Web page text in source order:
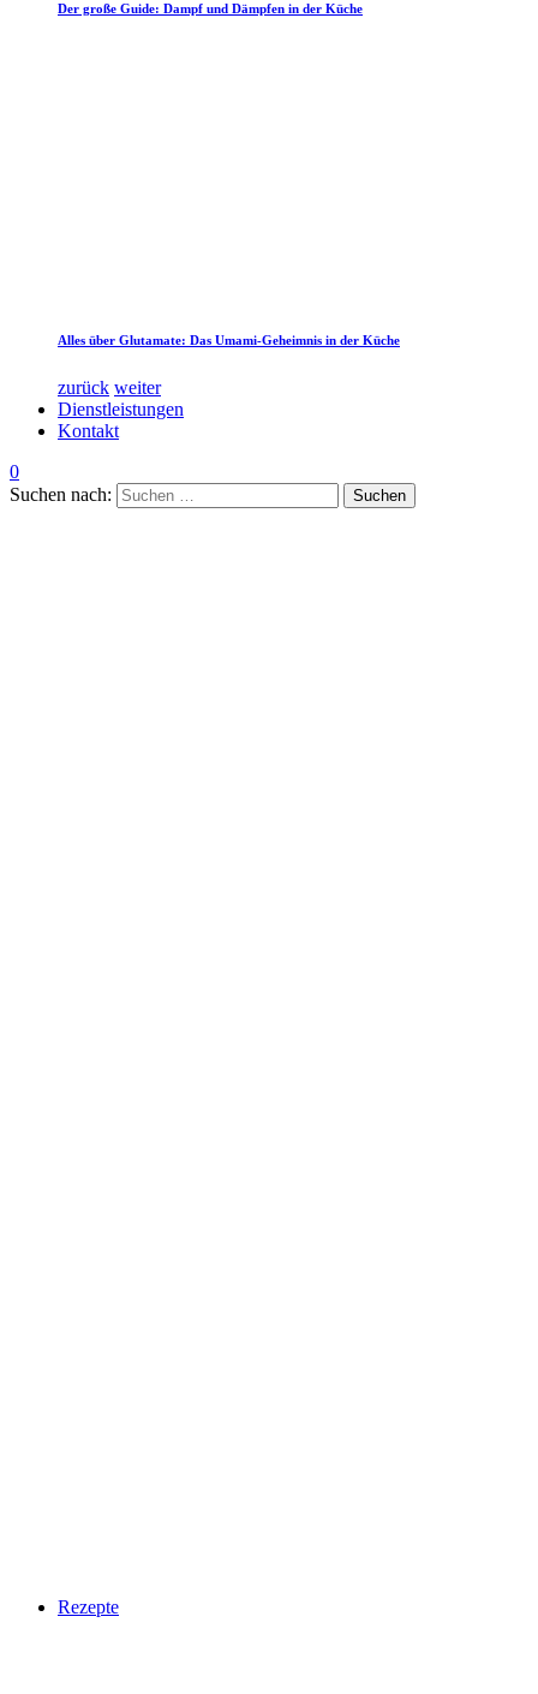
Der große Guide: Dampf und Dämpfen in der Küche
Alles über Glutamate: Das Umami-Geheimnis in der Küche
zurück weiter
Dienstleistungen
Kontakt
0
Suchen nach:
Rezepte